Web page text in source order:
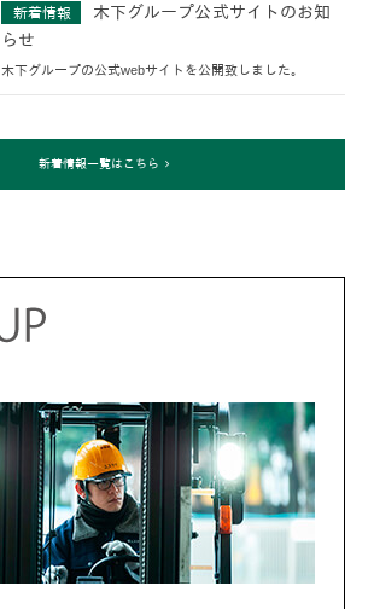
新着情報
木下グループ公式サイトのお知
らせ
木下グループの公式webサイトを公開致しました。
新着情報一覧はこちら